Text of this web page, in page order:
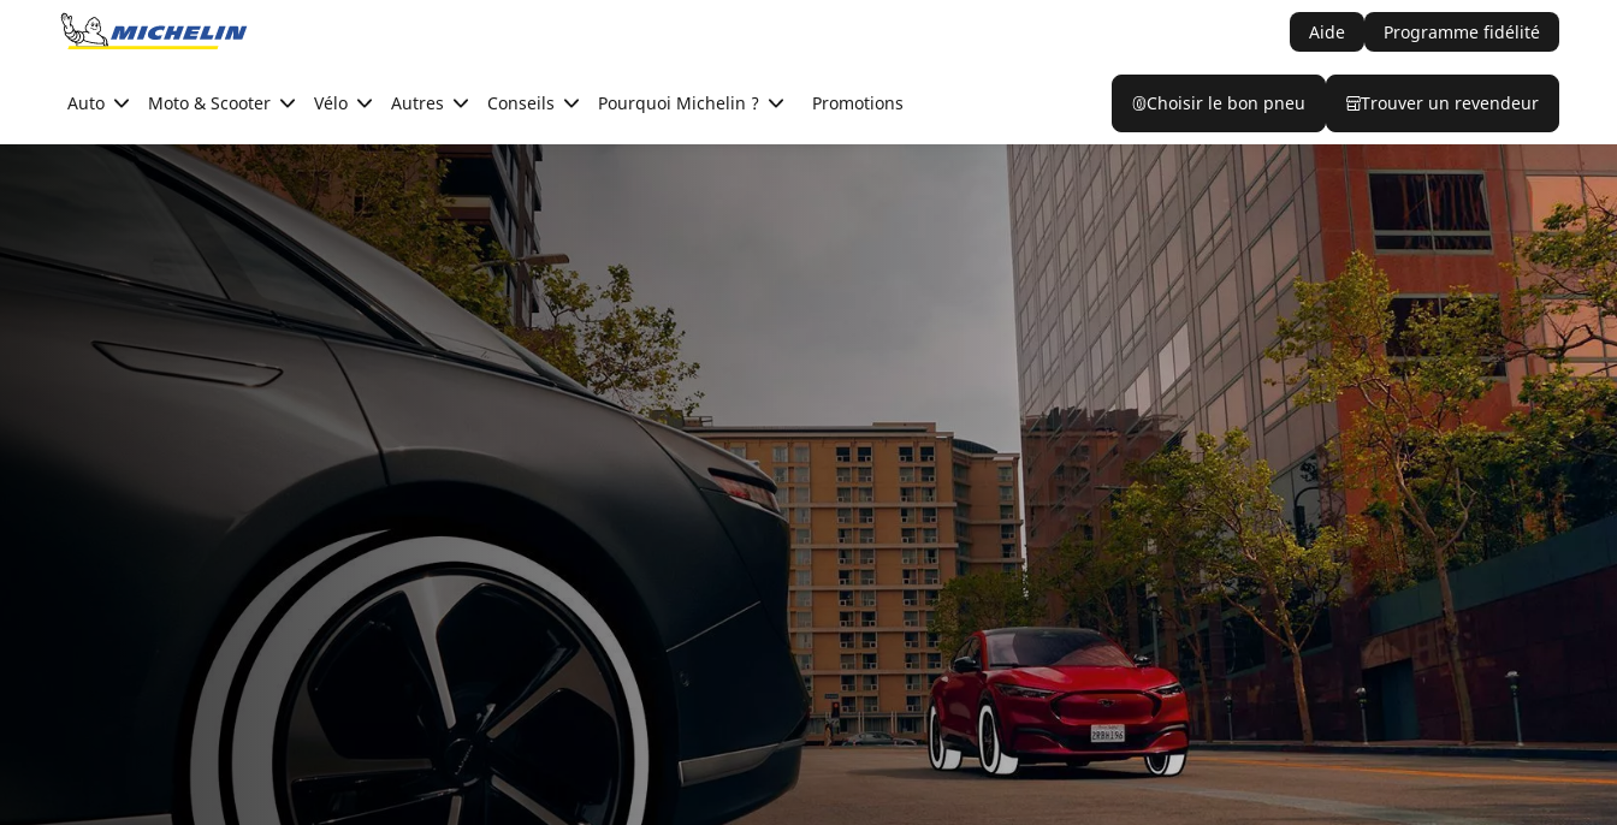
Go to page content
Aide Programme fidélité
Auto Moto & Scooter Vélo Autres Conseils Pourquoi Michelin ? Promotions Choisir le bon pneu Trouver un revendeur